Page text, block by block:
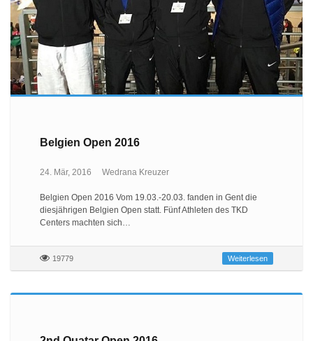
Belgien Open 2016
24. Mär, 2016 Wedrana Kreuzer
Belgien Open 2016 Vom 19.03.-20.03. fanden in Gent die
diesjährigen Belgien Open statt. Fünf Athleten des TKD
Centers machten sich…
19779 Weiterlesen